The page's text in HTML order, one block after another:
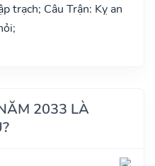
trạch; Câu Trận: Kỵ an
2033 LÀ